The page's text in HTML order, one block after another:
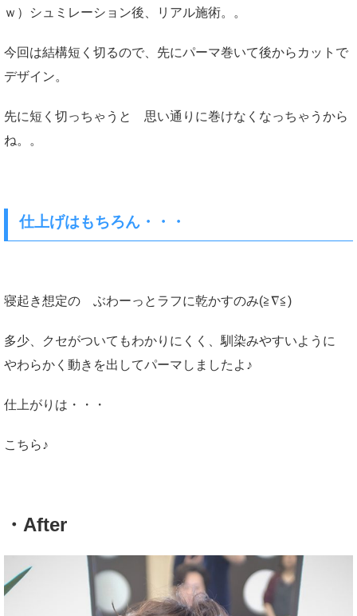
ｗ）シュミレーション後、リアル施術。。
今回は結構短く切るので、先にパーマ巻いて後からカットで
デザイン。
先に短く切っちゃうと 思い通りに巻けなくなっちゃうから
ね。。
仕上げはもちろん・・・
寝起き想定の ぶわーっとラフに乾かすのみ(≧∇≦)
多少、クセがついてもわかりにくく、馴染みやすいように
やわらかく動きを出してパーマしましたよ♪
仕上がりは・・・
こちら♪
・After